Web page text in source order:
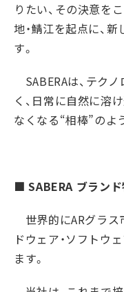
りたい、その決意を
地・鯖江を起点に、
す。
SABERAは、テク
く、日常に自然に溶
なくなる“相棒”のよ
■ SABERA ブラン
世界的にARグラス
ドウェア・ソフトウ
ます。